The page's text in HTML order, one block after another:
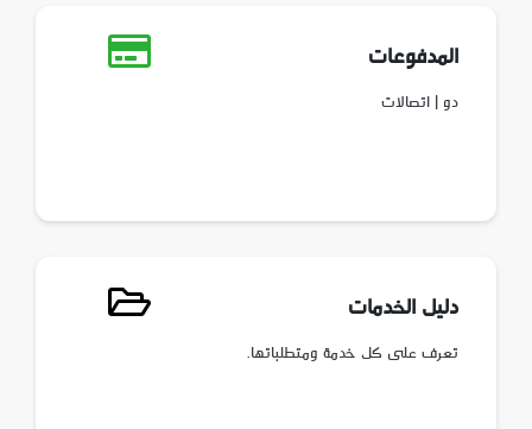
المدفوعات
دو | اتصالات
دليل الخدمات
تعرف على كل خدمة ومتطلباتها.